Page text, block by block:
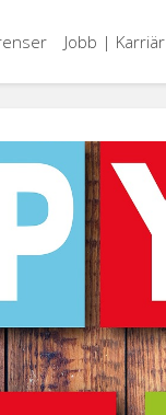
Jobb | Karriär